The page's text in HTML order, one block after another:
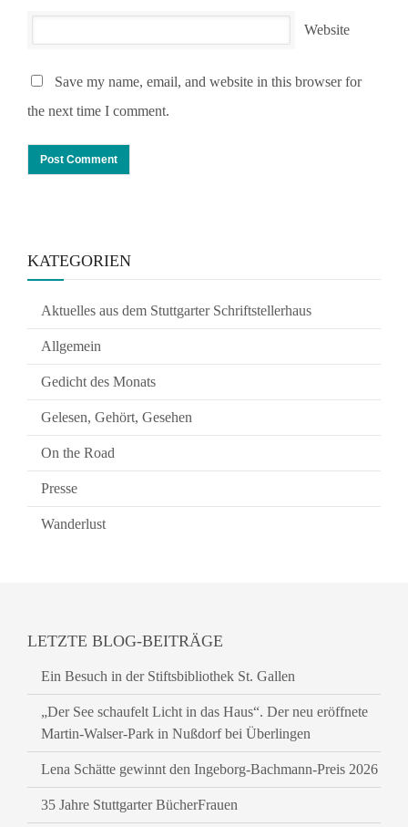
Website
Save my name, email, and website in this browser for
the next time I comment.
KATEGORIEN
Aktuelles aus dem Stuttgarter Schriftstellerhaus
Allgemein
Gedicht des Monats
Gelesen, Gehört, Gesehen
On the Road
Presse
Wanderlust
LETZTE BLOG-BEITRÄGE
Ein Besuch in der Stiftsbibliothek St. Gallen
„Der See schaufelt Licht in das Haus“. Der neu eröffnete
Martin-Walser-Park in Nußdorf bei Überlingen
Lena Schätte gewinnt den Ingeborg-Bachmann-Preis 2026
35 Jahre Stuttgarter BücherFrauen